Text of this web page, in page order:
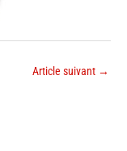
Article suivant →